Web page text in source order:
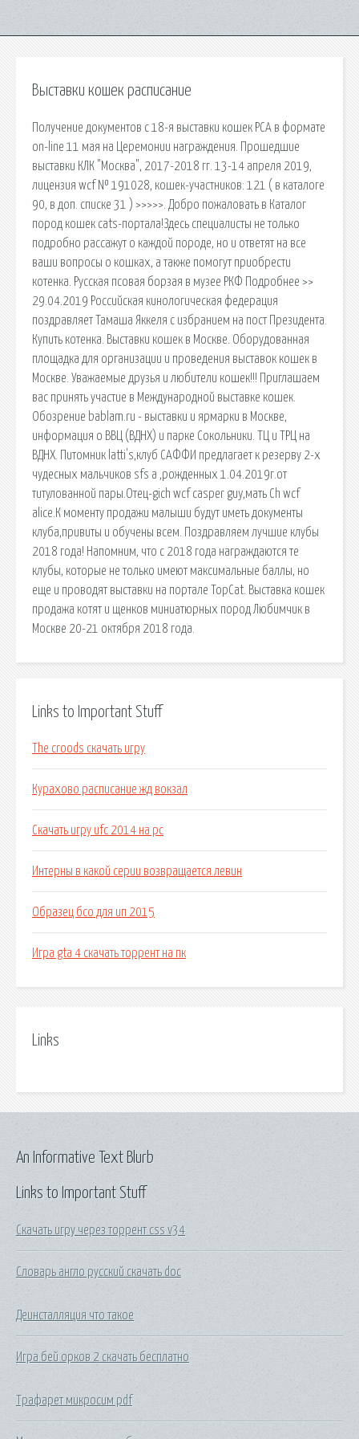
Выставки кошек расписание
Получение документов с 18-я выставки кошек PCA в формате
on-line 11 мая на Церемонии награждения. Прошедшие
выставки КЛК "Москва", 2017-2018 гг. 13-14 апреля 2019,
лицензия wcf № 191028, кошек-участников: 121 ( в каталоге
90, в доп. списке 31 ) >>>>>. Добро пожаловать в Каталог
пород кошек cats-портала!Здесь специалисты не только
подробно рассажут о каждой породе, но и ответят на все
ваши вопросы о кошках, а также помогут приобрести
котенка. Русская псовая борзая в музее РКФ Подробнее >>
29.04.2019 Российская кинологическая федерация
поздравляет Тамаша Яккеля с избранием на пост Президента.
Купить котенка. Выставки кошек в Москве. Оборудованная
площадка для организации и проведения выставок кошек в
Москве. Уважаемые друзья и любители кошек!!! Приглашаем
вас принять участие в Международной выставке кошек.
Обозрение bablam.ru - выставки и ярмарки в Москве,
информация о ВВЦ (ВДНХ) и парке Сокольники. ТЦ и ТРЦ на
ВДНХ. Питомник latti's,клуб САФФИ предлагает к резерву 2-х
чудесных мальчиков sfs a ,рожденных 1.04.2019г.от
титулованной пары.Отец-gich wcf casper guy,мать Сh wcf
alice.К моменту продажи малыши будут иметь документы
клуба,привиты и обучены всем. Поздравляем лучшие клубы
2018 года! Напомним, что с 2018 года награждаются те
клубы, которые не только имеют максимальные баллы, но
еще и проводят выставки на портале TopCat. Выставка кошек
продажа котят и щенков миниатюрных пород Любимчик в
Москве 20-21 октября 2018 года.
Links to Important Stuff
The croods скачать игру
Курахово расписание жд вокзал
Скачать игру ufc 2014 на pc
Интерны в какой серии возвращается левин
Образец бсо для ип 2015
Игра gta 4 скачать торрент на пк
Links
Links to Important Stuff
Скачать игру через торрент css v34
Словарь англо русский скачать doc
Деинсталляция что такое
Игра бей орков 2 скачать бесплатно
Трафарет микросим pdf
An Informative Text Blurb